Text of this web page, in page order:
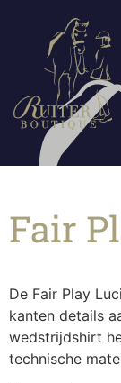
Fair
De Fair Play
kanten details
wedstrijdshirt
technische